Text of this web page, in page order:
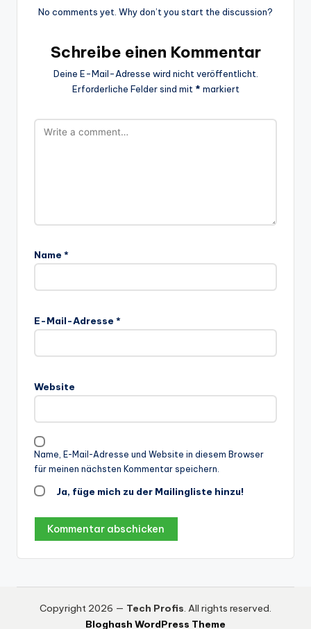
No comments yet. Why don’t you start the discussion?
Schreibe einen Kommentar
Deine E-Mail-Adresse wird nicht veröffentlicht.
Erforderliche Felder sind mit * markiert
Name *
E-Mail-Adresse *
Website
Name, E-Mail-Adresse und Website in diesem Browser
für meinen nächsten Kommentar speichern.
Ja, füge mich zu der Mailingliste hinzu!
Copyright 2026 — Tech Profis. All rights reserved.
Bloghash WordPress Theme